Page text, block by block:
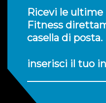
Ricevi le ultime
Fitness
casella di posta.
inserisci il tuo